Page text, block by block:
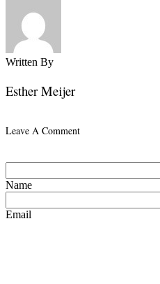
Written By
Esther Meijer
Leave A Comment
Name
Email